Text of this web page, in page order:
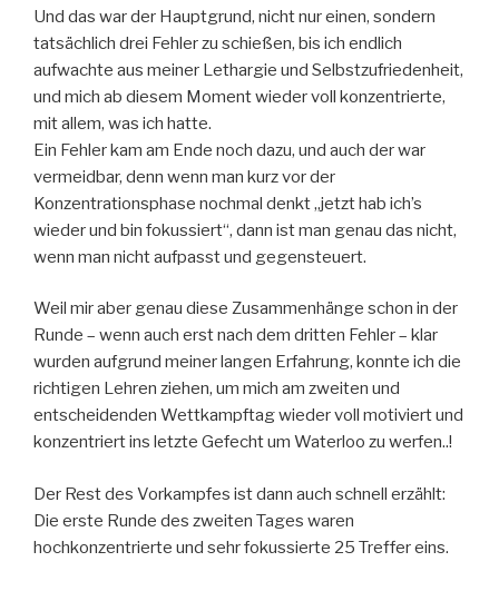
Und das war der Hauptgrund, nicht nur einen, sondern
tatsächlich drei Fehler zu schießen, bis ich endlich
aufwachte aus meiner Lethargie und Selbstzufriedenheit,
und mich ab diesem Moment wieder voll konzentrierte,
mit allem, was ich hatte.
Ein Fehler kam am Ende noch dazu, und auch der war
vermeidbar, denn wenn man kurz vor der
Konzentrationsphase nochmal denkt „jetzt hab ich’s
wieder und bin fokussiert“, dann ist man genau das nicht,
wenn man nicht aufpasst und gegensteuert.
Weil mir aber genau diese Zusammenhänge schon in der
Runde – wenn auch erst nach dem dritten Fehler – klar
wurden aufgrund meiner langen Erfahrung, konnte ich die
richtigen Lehren ziehen, um mich am zweiten und
entscheidenden Wettkampftag wieder voll motiviert und
konzentriert ins letzte Gefecht um Waterloo zu werfen..!
Der Rest des Vorkampfes ist dann auch schnell erzählt:
Die erste Runde des zweiten Tages waren
hochkonzentrierte und sehr fokussierte 25 Treffer eins.